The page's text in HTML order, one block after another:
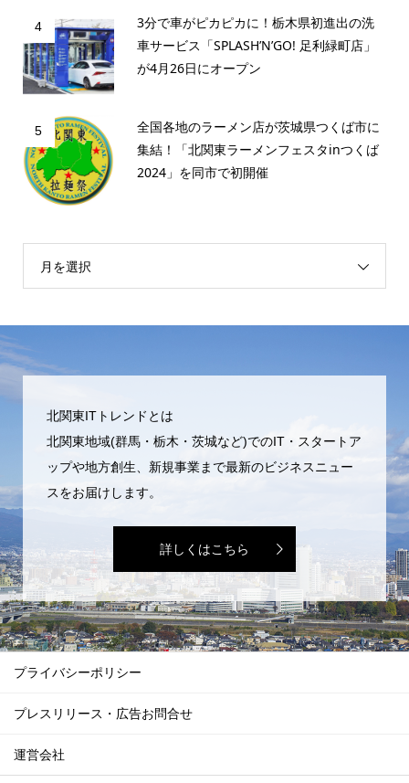
4
3分で車がピカピカに！栃木県初進出の洗
車サービス「SPLASH’N’GO! 足利緑町店」
が4月26日にオープン
5
全国各地のラーメン店が茨城県つくば市に
集結！「北関東ラーメンフェスタinつくば
2024」を同市で初開催
月を選択
北関東ITトレンドとは
北関東地域(群馬・栃木・茨城など)でのIT・スタートア
ップや地方創生、新規事業まで最新のビジネスニュー
スをお届けします。
詳しくはこちら
プライバシーポリシー
プレスリリース・広告お問合せ
運営会社